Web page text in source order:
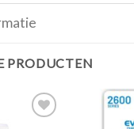
PRODUCTEN